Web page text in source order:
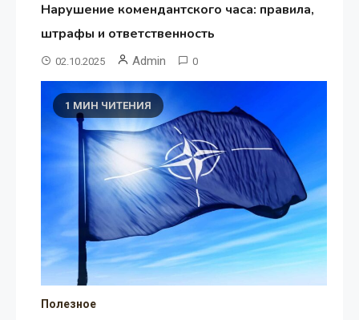
Нарушение комендантского часа: правила,
штрафы и ответственность
02.10.2025 Admin 0
1 МИН ЧИТЕНИЯ
Полезное